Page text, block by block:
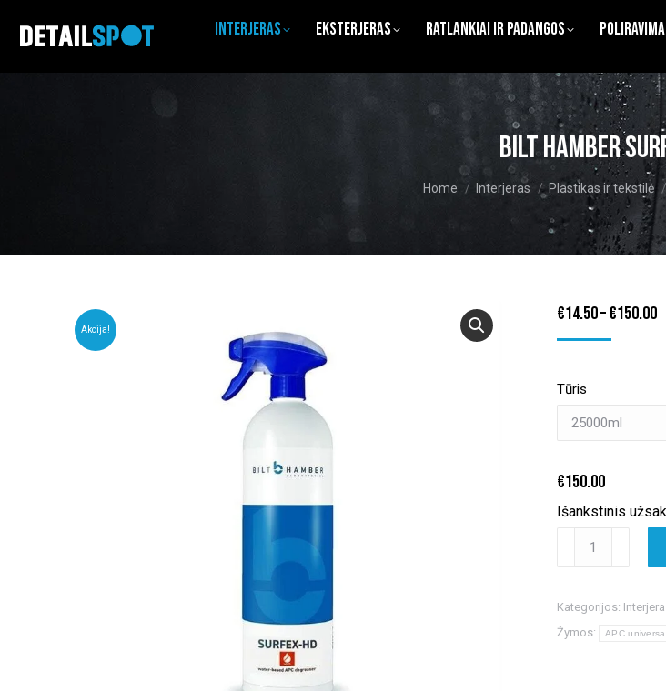
Interjeras Eksterjeras Ratlankiai ir Padangos
Bilt Hamber
You are here:
Home Interjeras Plastikas ir tekstilė
Akcija!
€14.50–€150.00
Tūris
€150.00
Išankstinis
produkto
Hamber
Surfex
Kategorijos:
Žymos:
APC